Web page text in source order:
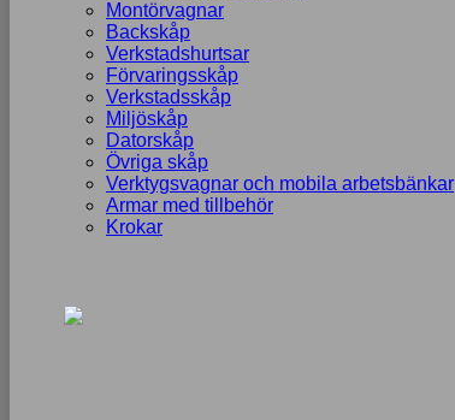
Montörvagnar
Backskåp
Verkstadshurtsar
Förvaringsskåp
Verkstadsskåp
Miljöskåp
Datorskåp
Övriga skåp
Verktygsvagnar och mobila arbetsbänkar
Armar med tillbehör
Krokar